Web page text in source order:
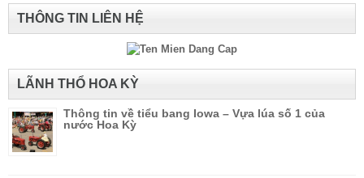
THÔNG TIN LIÊN HỆ
LÃNH THỔ HOA KỲ
Thông tin về tiểu bang Iowa – Vựa lúa số 1 của
nước Hoa Kỳ